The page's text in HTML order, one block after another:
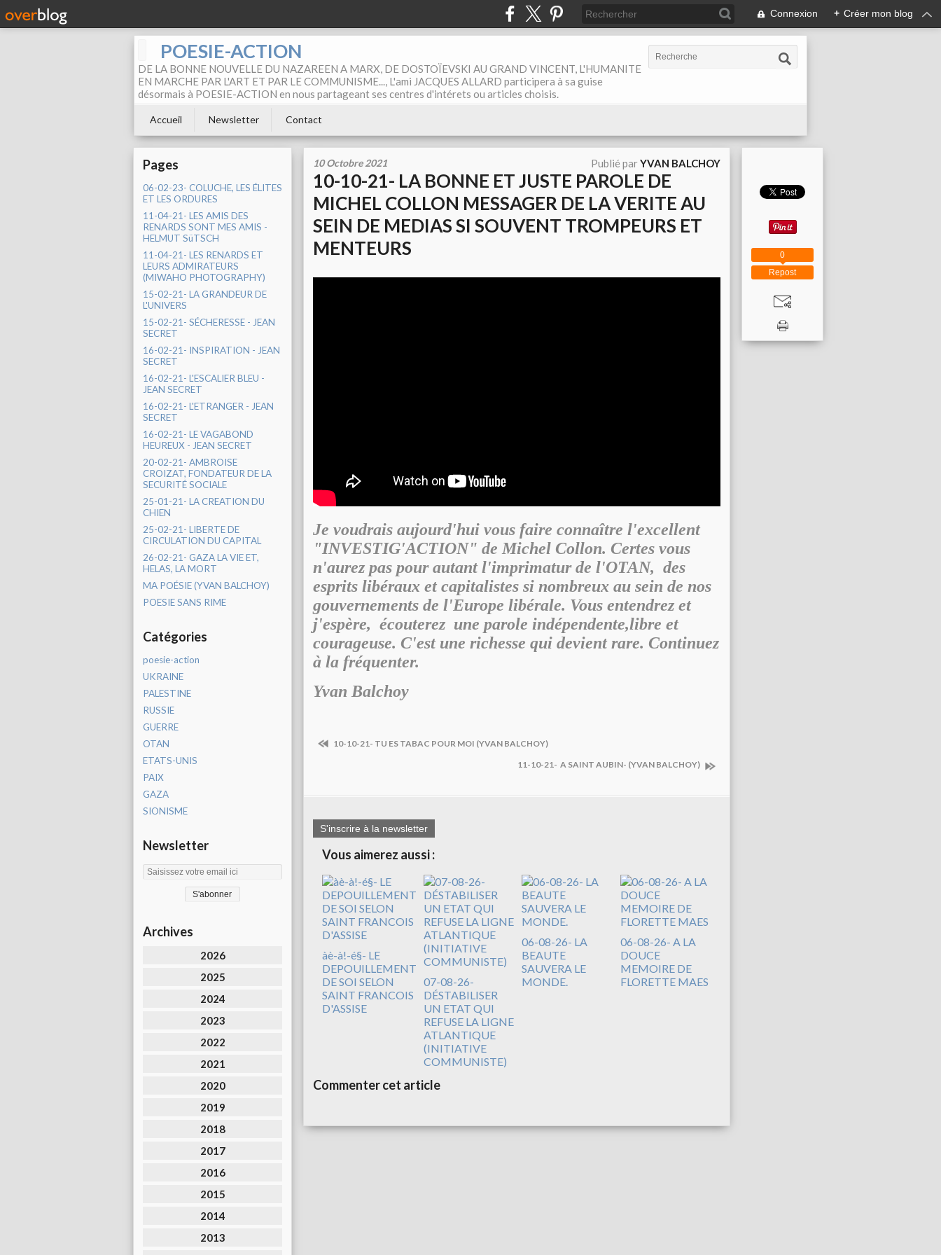
Connexion + Créer mon blog
POESIE-ACTION
DE LA BONNE NOUVELLE DU NAZAREEN A MARX, DE DOSTOÏEVSKI AU GRAND VINCENT, L'HUMANITE
EN MARCHE PAR L'ART ET PAR LE COMMUNISME..., L'ami JACQUES ALLARD participera à sa guise
désormais à POESIE-ACTION en nous partageant ses centres d'intérets ou articles choisis.
Accueil Newsletter Contact
Pages
06-02-23- COLUCHE, LES ÉLITES
ET LES ORDURES
11-04-21- LES AMIS DES
RENARDS SONT MES AMIS -
HELMUT SüTSCH
11-04-21- LES RENARDS ET
LEURS ADMIRATEURS
(MIWAHO PHOTOGRAPHY)
15-02-21- LA GRANDEUR DE
L'UNIVERS
15-02-21- SÉCHERESSE - JEAN
SECRET
16-02-21- INSPIRATION - JEAN
SECRET
16-02-21- L'ESCALIER BLEU -
JEAN SECRET
16-02-21- L'ETRANGER - JEAN
SECRET
16-02-21- LE VAGABOND
HEUREUX - JEAN SECRET
20-02-21- AMBROISE
CROIZAT, FONDATEUR DE LA
SECURITÉ SOCIALE
25-01-21- LA CREATION DU
CHIEN
25-02-21- LIBERTE DE
CIRCULATION DU CAPITAL
26-02-21- GAZA LA VIE ET,
HELAS, LA MORT
MA POÉSIE (YVAN BALCHOY)
POESIE SANS RIME
Catégories
poesie-action
UKRAINE
PALESTINE
RUSSIE
GUERRE
OTAN
ETATS-UNIS
PAIX
GAZA
SIONISME
Newsletter
Archives
2026
2025
2024
2023
2022
2021
2020
2019
2018
2017
2016
2015
2014
2013
10 Octobre 2021 Publié parYVAN BALCHOY
10-10-21- LA BONNE ET JUSTE PAROLE DE
MICHEL COLLON MESSAGER DE LA VERITE AU
SEIN DE MEDIAS SI SOUVENT TROMPEURS ET
MENTEURS
Je voudrais aujourd'hui vous faire connaître l'excellent
"INVESTIG'ACTION" de Michel Collon. Certes vous
n'aurez pas pour autant l'imprimatur de l'OTAN, des
esprits libéraux et capitalistes si nombreux au sein de nos
gouvernements de l'Europe libérale. Vous entendrez et
j'espère, écouterez une parole indépendente,libre et
courageuse. C'est une richesse qui devient rare. Continuez
à la fréquenter.
Yvan Balchoy
10-10-21- TU ES TABAC POUR MOI (YVAN BALCHOY)
11-10-21- A SAINT AUBIN- (YVAN BALCHOY)
S'inscrire à la newsletter
Vous aimerez aussi :
àè-à!-é§- LE
DEPOUILLEMENT
DE SOI SELON
SAINT FRANCOIS
D'ASSISE
07-08-26-
DÉSTABILISER
UN ETAT QUI
REFUSE LA LIGNE
ATLANTIQUE
(INITIATIVE
COMMUNISTE)
06-08-26- LA
BEAUTE
SAUVERA LE
MONDE.
06-08-26- A LA
DOUCE
MEMOIRE DE
FLORETTE MAES
Commenter cet article
Repost
0